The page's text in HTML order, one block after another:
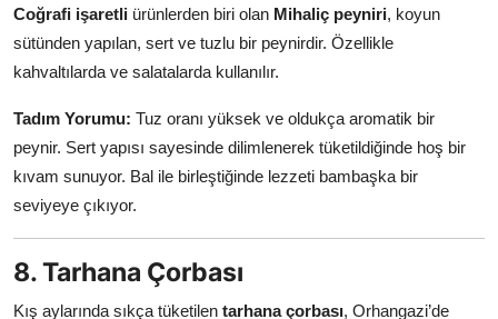
Coğrafi işaretli ürünlerden biri olan Mihaliç peyniri, koyun
sütünden yapılan, sert ve tuzlu bir peynirdir. Özellikle
kahvaltılarda ve salatalarda kullanılır.
Tadım Yorumu: Tuz oranı yüksek ve oldukça aromatik bir
peynir. Sert yapısı sayesinde dilimlenerek tüketildiğinde hoş bir
kıvam sunuyor. Bal ile birleştiğinde lezzeti bambaşka bir
seviyeye çıkıyor.
8. Tarhana Çorbası
Kış aylarında sıkça tüketilen tarhana çorbası, Orhangazi’de